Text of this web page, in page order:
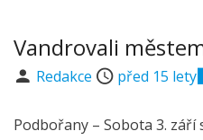
Vandrovali
Redakce před 15 lety
Podbořany – Sobota 3. září